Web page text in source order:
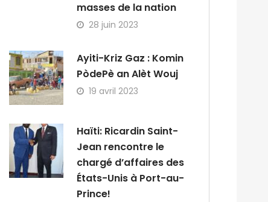
masses de la nation
28 juin 2023
Ayiti-Kriz Gaz : Komin
PòdePè an Alèt Wouj
19 avril 2023
Haïti: Ricardin Saint-
Jean rencontre le
chargé d’affaires des
États-Unis à Port-au-
Prince!